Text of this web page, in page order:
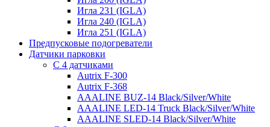
Игла 231 (IGLA)
Игла 240 (IGLA)
Игла 251 (IGLA)
Предпусковые подогреватели
Датчики парковки
С 4 датчиками
Autrix F-300
Autrix F-368
AAALINE BUZ-14 Black/Silver/White
AAALINE LED-14 Truck Black/Silver/White
AAALINE SLED-14 Black/Silver/White